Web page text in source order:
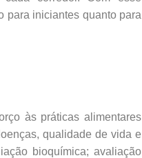
para iniciantes quanto para
às práticas alimentares
qualidade de vida e
bioquímica; avaliação